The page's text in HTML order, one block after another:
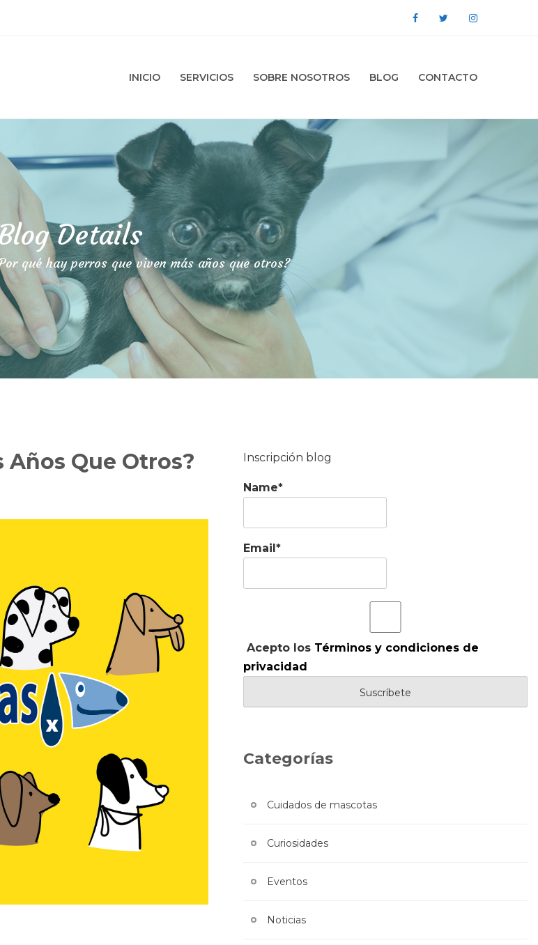
INICIO SERVICIOS SOBRE NOSOTROS BLOG CONTACTO
Blog Details
qué hay perros que viven más años que otros?
Años Que Otros? Inscripción blog
Name*
Email*
Acepto los Términos y condiciones de
privacidad
Categorías
Cuidados de mascotas
Curiosidades
Eventos
Noticias